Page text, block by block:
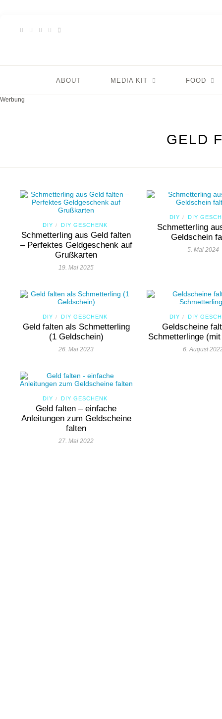
ABOUT MEDIA KIT FOOD
Werbung
GELD
DIY / DIY GESCHENK
Schmetterling aus Geld falten
– Perfektes Geldgeschenk auf
Grußkarten
19. Mai 2025
DIY / DIY
Schmetterling
Geldschein
5. Mai 2024
DIY / DIY GESCHENK
Geld falten als Schmetterling
(1 Geldschein)
26. Mai 2023
DIY / DIY
Geldscheine
Schmetterlinge
6. August
DIY / DIY GESCHENK
Geld falten – einfache
Anleitungen zum Geldscheine
falten
27. Mai 2022